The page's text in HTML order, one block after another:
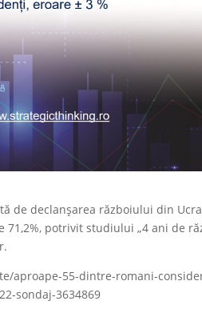
de declanșarea războiului din
potrivit studiului „4 ani de
aproape-55-dintre-romani-
sondaj-3634869